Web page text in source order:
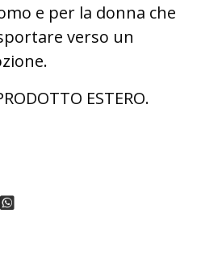
e per la donna che
verso un
ESTERO.